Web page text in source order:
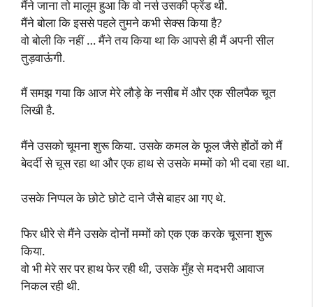
मैंने जाना तो मालूम हुआ कि वो नर्स उसकी फ्रेंड थी.
मैंने बोला कि इससे पहले तुमने कभी सेक्स किया है?
वो बोली कि नहीं … मैंने तय किया था कि आपसे ही मैं अपनी सील
तुड़वाऊंगी.
मैं समझ गया कि आज मेरे लौड़े के नसीब में और एक सीलपैक चूत
लिखी है.
मैंने उसको चूमना शुरू किया. उसके कमल के फूल जैसे होंठों को मैं
बेदर्दी से चूस रहा था और एक हाथ से उसके मम्मों को भी दबा रहा था.
उसके निप्पल के छोटे छोटे दाने जैसे बाहर आ गए थे.
फिर धीरे से मैंने उसके दोनों मम्मों को एक एक करके चूसना शुरू
किया.
वो भी मेरे सर पर हाथ फेर रही थी, उसके मुँह से मदभरी आवाज
निकल रही थी.